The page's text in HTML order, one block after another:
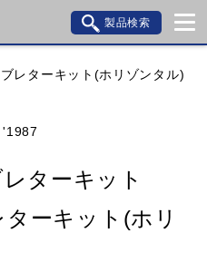
製品検索
レターキット(ホリゾンタル)
ターキット
ーキット(ホリ